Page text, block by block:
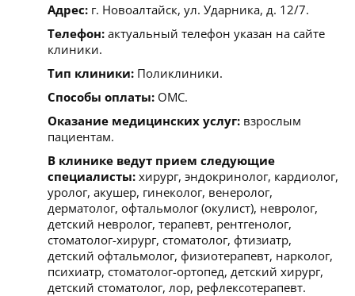
Адрес: г. Новоалтайск, ул. Ударника, д. 12/7.
Телефон: актуальный телефон указан на сайте
клиники.
Тип клиники: Поликлиники.
Способы оплаты: ОМС.
Оказание медицинских услуг: взрослым
пациентам.
В клинике ведут прием следующие
специалисты: хирург, эндокринолог, кардиолог,
уролог, акушер, гинеколог, венеролог,
дерматолог, офтальмолог (окулист), невролог,
детский невролог, терапевт, рентгенолог,
стоматолог-хирург, стоматолог, фтизиатр,
детский офтальмолог, физиотерапевт, нарколог,
психиатр, стоматолог-ортопед, детский хирург,
детский стоматолог, лор, рефлексотерапевт.